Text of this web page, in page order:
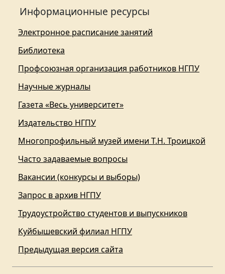
Информационные ресурсы
Электронное расписание занятий
Библиотека
Профсоюзная организация работников НГПУ
Научные журналы
Газета «Весь университет»
Издательство НГПУ
Многопрофильный музей имени Т.Н. Троицкой
Часто задаваемые вопросы
Вакансии (конкурсы и выборы)
Запрос в архив НГПУ
Трудоустройство студентов и выпускников
Куйбышевский филиал НГПУ
Предыдущая версия сайта